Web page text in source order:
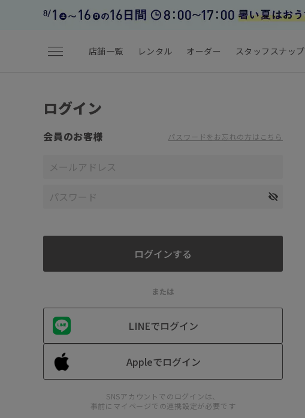
menu 店舗一覧 レンタル オーダー スタッフスナップ
ログイン
会員のお客様 パスワードをお忘れの方はこちら
または
LINEでログイン
Appleでログイン
SNSアカウントでのログインは、
事前にマイページでの連携設定が必要です